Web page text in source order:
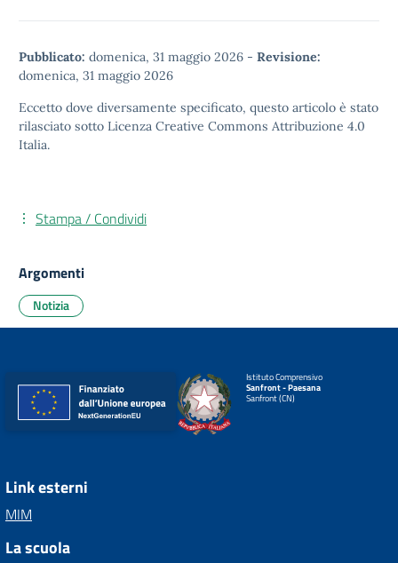
Pubblicato: domenica, 31 maggio 2026 - Revisione:
domenica, 31 maggio 2026
Eccetto dove diversamente specificato, questo articolo è stato
rilasciato sotto Licenza Creative Commons Attribuzione 4.0
Italia.
Stampa / Condividi
Argomenti
Notizia
Istituto Comprensivo
Sanfront - Paesana
Sanfront (CN)
Link esterni
MIM
La scuola